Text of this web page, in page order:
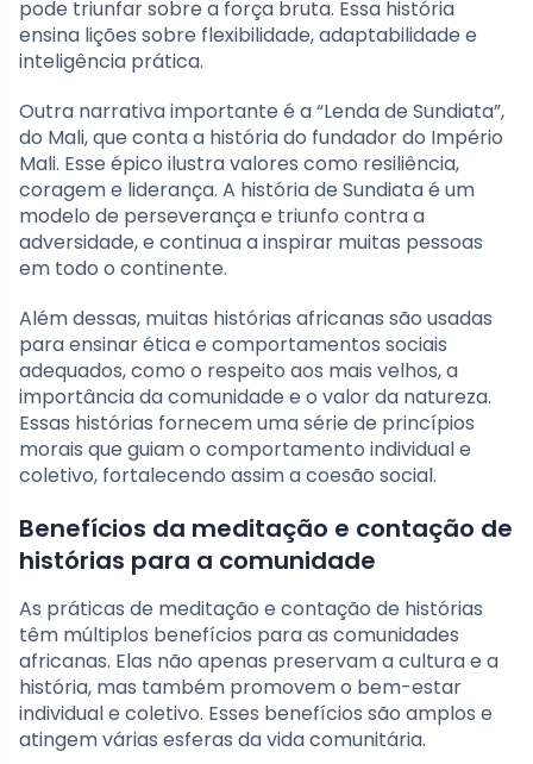
pode triunfar sobre a força bruta. Essa história
ensina lições sobre flexibilidade, adaptabilidade e
inteligência prática.
Outra narrativa importante é a “Lenda de Sundiata”,
do Mali, que conta a história do fundador do Império
Mali. Esse épico ilustra valores como resiliência,
coragem e liderança. A história de Sundiata é um
modelo de perseverança e triunfo contra a
adversidade, e continua a inspirar muitas pessoas
em todo o continente.
Além dessas, muitas histórias africanas são usadas
para ensinar ética e comportamentos sociais
adequados, como o respeito aos mais velhos, a
importância da comunidade e o valor da natureza.
Essas histórias fornecem uma série de princípios
morais que guiam o comportamento individual e
coletivo, fortalecendo assim a coesão social.
Benefícios da meditação e contação de
histórias para a comunidade
As práticas de meditação e contação de histórias
têm múltiplos benefícios para as comunidades
africanas. Elas não apenas preservam a cultura e a
história, mas também promovem o bem-estar
individual e coletivo. Esses benefícios são amplos e
atingem várias esferas da vida comunitária.